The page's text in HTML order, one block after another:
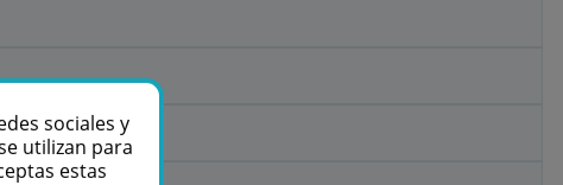
sociales y
utilizan para
estas